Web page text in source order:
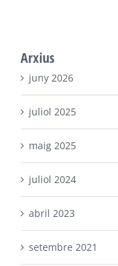
Arxius
juny 2026
juliol 2025
maig 2025
juliol 2024
abril 2023
setembre 2021